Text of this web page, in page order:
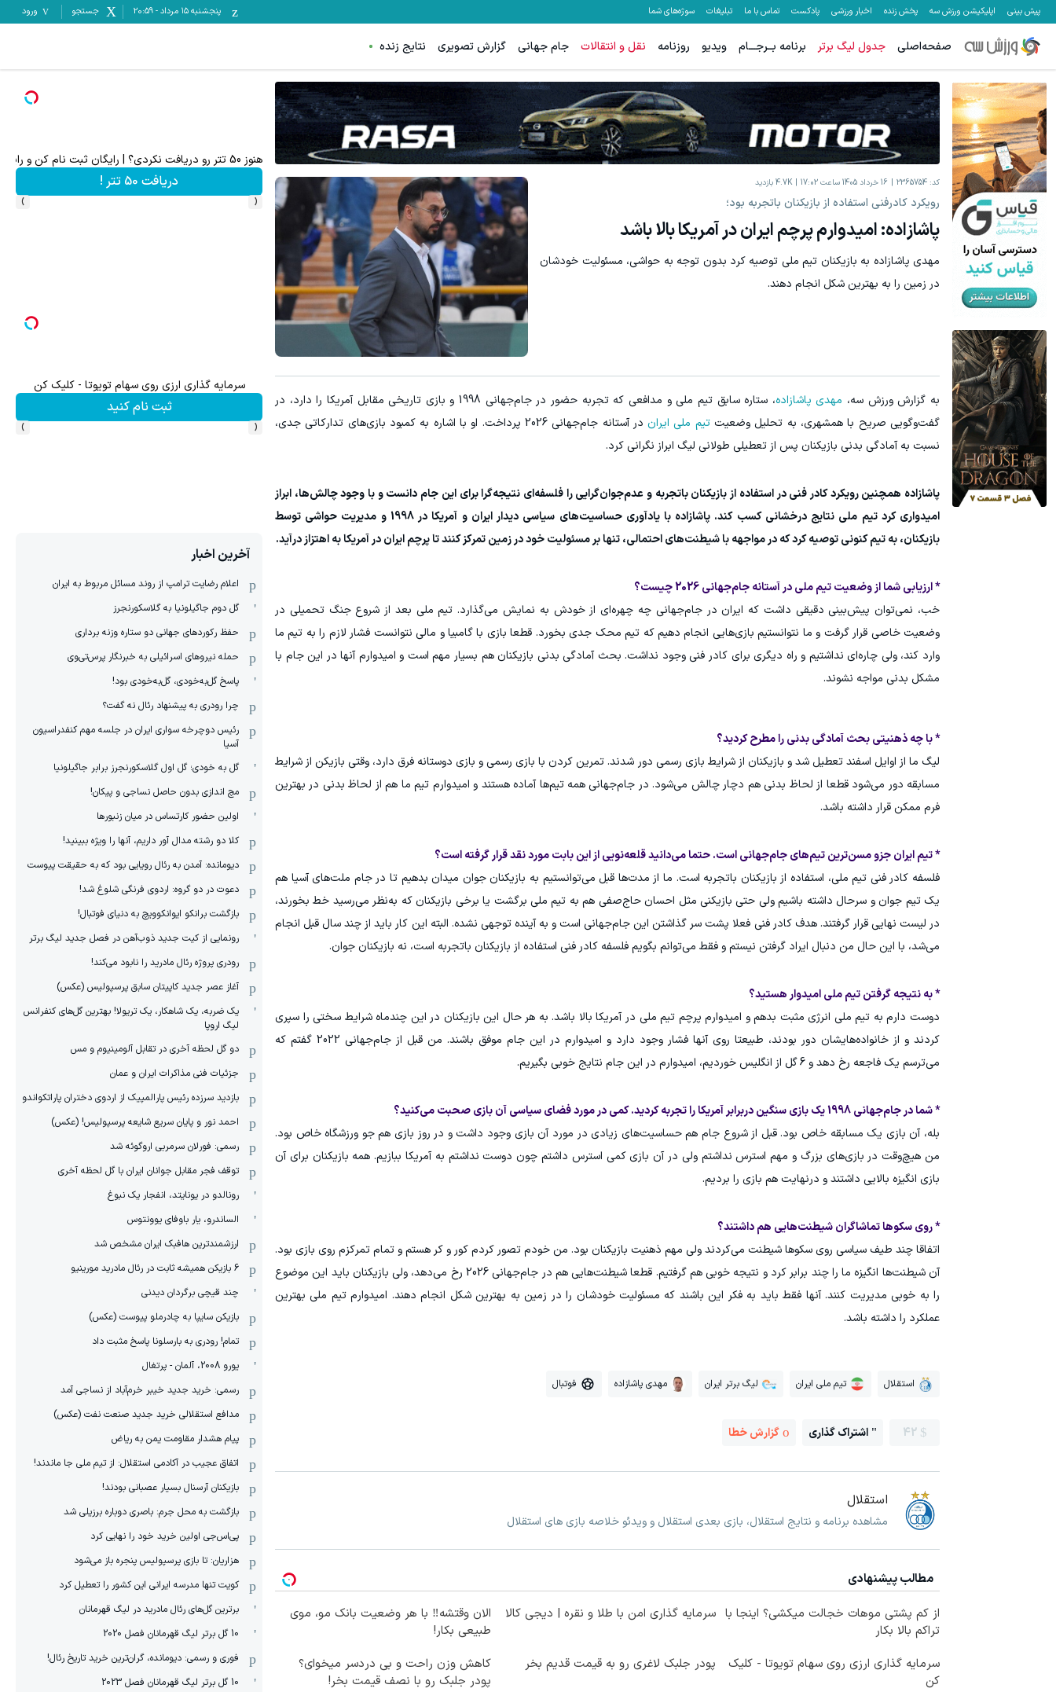
پیش بینی اپلیکیشن ورزش سه پخش زنده اخبار ورزشی پادکست تماس با ما تبلیغات سوژه‌های شما پنجشنبه ۱۵ مرداد -
20:59 جستجو ورود
صفحه‌اصلی جدول لیگ برتر برنامه بــرجـــام ویدیو روزنامه نقل و انتقالات جام جهانی گزارش تصویری نتایج زنده
کد: 2365754 16 خرداد 1405 ساعت 17:02 4.7K بازدید
رویکرد کادرفنی استفاده از بازیکنان باتجربه بود؛
پاشازاده: امیدوارم پرچم ایران در آمریکا بالا باشد
مهدی پاشازاده به بازیکنان تیم ملی توصیه کرد بدون توجه به حواشی، مسئولیت خودشان
در زمین را به بهترین شکل انجام دهند.
به گزارش ورزش سه، مهدی پاشازاده
، ستاره سابق تیم ملی و مدافعی که تجربه حضور در جام‌جهانی 1998 و بازی تاریخی مقابل آمریکا را دارد، در
گفت‌وگویی صریح با همشهری، به تحلیل وضعیتتیم ملی ایران
در آستانه جام‌جهانی 2026 پرداخت. او با اشاره به کمبود بازی‌های تدارکاتی جدی،
نسبت به آمادگی بدنی بازیکنان پس از تعطیلی طولانی لیگ ابراز نگرانی کرد.
پاشازاده همچنین رویکرد کادر فنی در استفاده از بازیکنان باتجربه و عدم‌جوان‌گرایی را فلسفه‌ای نتیجه‌گرا برای این جام دانست و با وجود چالش‌ها، ابراز
امیدواری کرد تیم ملی نتایج درخشانی کسب کند. پاشازاده با یادآوری حساسیت‌های سیاسی دیدار ایران و آمریکا در 1998 و مدیریت حواشی توسط
بازیکنان، به تیم کنونی توصیه کرد که در مواجهه با شیطنت‌های احتمالی، تنها بر مسئولیت خود در زمین تمرکز کنند تا پرچم ایران در آمریکا به اهتزاز درآید.
* ارزیابی شما از وضعیت تیم ملی در آستانه جام‌جهانی 2026 چیست؟
خب، نمی‌توان پیش‌بینی دقیقی داشت که ایران در جام‌جهانی چه چهره‌ای از خودش به نمایش می‌گذارد. تیم ملی بعد از شروع جنگ تحمیلی در
وضعیت خاصی قرار گرفت و ما نتوانستیم بازی‌هایی انجام دهیم که تیم محک جدی بخورد. قطعا بازی با گامبیا و مالی نتوانست فشار لازم را به تیم ما
وارد کند، ولی چاره‌ای نداشتیم و راه دیگری برای کادر فنی وجود نداشت. بحث آمادگی بدنی بازیکنان هم بسیار مهم است و امیدوارم آنها در این جام با
مشکل بدنی مواجه نشوند.
* با چه ذهنیتی بحث آمادگی بدنی را مطرح کردید؟
لیگ ما از اوایل اسفند تعطیل شد و بازیکنان از شرایط بازی رسمی دور شدند. تمرین کردن با بازی رسمی و بازی دوستانه فرق دارد، وقتی بازیکن از شرایط
مسابقه دور می‌شود قطعا از لحاظ بدنی هم دچار چالش می‌شود. در جام‌جهانی همه تیم‌ها آماده هستند و امیدوارم تیم ما هم از لحاظ بدنی در بهترین
فرم ممکن قرار داشته باشد.
* تیم ایران جزو مسن‌ترین تیم‌های جام‌جهانی است. حتما می‌دانید قلعه‌نویی از این بابت مورد نقد قرار گرفته است؟
فلسفه کادر فنی تیم ملی، استفاده از بازیکنان باتجربه است. ما از مدت‌ها قبل می‌توانستیم به بازیکنان جوان میدان بدهیم تا در جام ملت‌های آسیا هم
یک تیم جوان و سرحال داشته باشیم ولی حتی بازیکنی مثل احسان حاج‌صفی هم به تیم ملی برگشت یا برخی بازیکنان که به‌نظر می‌رسید خط بخورند،
در لیست نهایی قرار گرفتند. هدف کادر فنی فعلا پشت سر گذاشتن این جام‌جهانی است و به آینده توجهی نشده. البته این کار باید از چند سال قبل انجام
می‌شد، با این حال من دنبال ایراد گرفتن نیستم و فقط می‌توانم بگویم فلسفه کادر فنی استفاده از بازیکنان باتجربه است، نه بازیکنان جوان.
* به نتیجه گرفتن تیم ملی امیدوار هستید؟
دوست دارم به تیم ملی انرژی مثبت بدهم و امیدوارم پرچم تیم ملی در آمریکا بالا باشد. به هر حال این بازیکنان در این چندماه شرایط سختی را سپری
کردند و از خانواده‌هایشان دور بودند، طبیعتا روی آنها فشار وجود دارد و امیدوارم در این جام موفق باشند. من قبل از جام‌جهانی 2022 گفتم که
می‌ترسم یک فاجعه رخ دهد و 6 گل از انگلیس خوردیم، امیدوارم در این جام نتایج خوبی بگیریم.
* شما در جام‌جهانی 1998 یک بازی سنگین دربرابر آمریکا را تجربه کردید. کمی در مورد فضای سیاسی آن بازی صحبت می‌کنید؟
بله، آن بازی یک مسابقه خاص بود. قبل از شروع جام هم حساسیت‌های زیادی در مورد آن بازی وجود داشت و در روز بازی هم جو ورزشگاه خاص بود.
من هیچ‌وقت در بازی‌های بزرگ و مهم استرس نداشتم ولی در آن بازی کمی استرس داشتم چون دوست نداشتم به آمریکا ببازیم. همه بازیکنان برای آن
بازی انگیزه بالایی داشتند و درنهایت هم بازی را بردیم.
* روی سکوها تماشاگران شیطنت‌هایی هم داشتند؟
اتفاقا چند طیف سیاسی روی سکوها شیطنت می‌کردند ولی مهم ذهنیت بازیکنان بود. من خودم تصور کردم کور و کر هستم و تمام تمرکزم روی بازی بود.
آن شیطنت‌ها انگیزه ما را چند برابر کرد و نتیجه خوبی هم گرفتیم. قطعا شیطنت‌هایی هم در جام‌جهانی 2026 رخ می‌دهد، ولی بازیکنان باید این موضوع
را به خوبی مدیریت کنند. آنها فقط باید به فکر این باشند که مسئولیت خودشان را در زمین به بهترین شکل انجام دهند. امیدوارم تیم ملی بهترین
عملکرد را داشته باشد.
استقلال تیم ملی ایران لیگ برتر ایران مهدی پاشازاده فوتبال
42 اشتراک گذاری گزارش خطا
استقلال
مشاهده برنامه و نتایج استقلال، بازی بعدی استقلال و ویدئو خلاصه بازی های استقلال
مطالب پیشنهادی
از کم پشتی موهات خجالت میکشی؟ اینجا با
تراکم بالا بکار
سرمایه گذاری امن با طلا و نقره | دیجی کالا
الان وقتشه‼️ با هر وضعیت بانک مو، موی
طبیعی بکار!
سرمایه گذاری ارزی روی سهام تویوتا - کلیک
کن
پودر جلبک لاغری رو به قیمت قدیم بخر
کاهش وزن راحت و بی دردسر میخوای؟
پودر جلبک رو با نصف قیمت بخر!
هنوز 50 تتر رو دریافت نکردی؟ | رایگان ثبت نام کن و رایگان شروع کن!
دریافت 50 تتر !
‹
›
سرمایه گذاری ارزی روی سهام تویوتا - کلیک کن
ثبت نام کنید
‹
›
آخرین اخبار
اعلام رضایت ترامپ از روند مسائل مربوط به ایران
گل دوم جاگیلونیا به گلاسکورنجرز
حفظ رکوردهای جهانی دو ستاره وزنه برداری
حمله نیروهای اسرائیلی به خبرنگار پرس‌تی‌وی
پاسخ گل‌به‌خودی، گل‌به‌خودی بود!
چرا رودری به پیشنهاد رئال نه گفت؟
رئیس دوچرخه سواری ایران در جلسه مهم کنفدراسیون
آسیا
گل به خودی؛ گل اول گلاسکورنجرز برابر جاگیلونیا
مچ اندازی بدون حاصل نساجی و پیکان!
اولین حضور کارتساس در میان زنبورها
کلا دو‌ رشته مدال آور داریم، آنها را ویژه ببینید!
دیومانده: آمدن به رئال رویایی بود که به حقیقت پیوست
دعوت در دو گروه: اردوی فرنگی شلوغ شد!
بازگشت برانکو ایوانکوویچ به دنیای فوتبال!
رونمایی از کیت جدید ذوب‌آهن در فصل جدید لیگ برتر
رودری پروژه رئال مادرید را نابود می‌کند!
آغاز عصر جدید کاپیتان سابق پرسپولیس (عکس)
یک ضربه، یک شاهکار، یک تریولا! بهترین گل‌های کنفرانس
لیگ اروپا
دو گل لحظه آخری در تقابل آلومینیوم و مس
جزئیات فنی مذاکرات ایران و عمان
بازدید سرزده رئیس پارالمپیک از اردوی دختران پاراتکواندو
احمد نور و پایان سریع شایعه پرسپولیس! (عکس)
رسمی: فورلان سرمربی اروگوئه شد
توقف فجر مقابل جوانان ایران با گل لحظه آخری
رونالدو در یونایتد، انفجار یک نبوغ
الساندرو، یار باوفای یوونتوس
ارزشمندترین هافبک ایران مشخص شد
6 بازیکن همیشه ثابت در رئال مادرید مورینیو
چند قیچی برگردان دیدنی
بازیکن سایپا به چادرملو پیوست (عکس)
تمام! رودری به بارسلونا پاسخ مثبت داد
یورو 2008، آلمان - پرتغال
رسمی: خرید جدید خیبر خرم‌آباد از نساجی آمد
مدافع استقلالی خرید جدید صنعت نفت (عکس)
پیام هشدار مقاومت یمن به ریاض
اتفاق عجیب در آکادمی استقلال: از تیم ملی جا ماندند!
بازیکنان آرسنال بسیار عصبانی بودند!
بازگشت به محل جرم: باصری دوباره برزیلی شد
پی‌اس‌جی اولین خرید خود را نهایی کرد
هزاریان: تا بازی پرسپولیس پنجره باز می‌شود
کویت تنها مدرسه ایرانی این کشور را تعطیل کرد
برترین گل‌های رئال مادرید در لیگ قهرمانان
10 گل برتر لیگ قهرمانان فصل 2020
فوری و رسمی: دیومانده، گران‌ترین خرید تاریخ رئال!
10 گل برتر لیگ قهرمانان فصل 2023